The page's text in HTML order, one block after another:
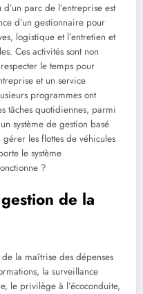
parc de l’entreprise est
d’un gestionnaire pour
logistique et l’entretien et
Ces activités sont non
le temps pour
et un service
programmes ont
tâches quotidiennes, parmi
système de gestion basé
les flottes de véhicules
le système
?
de la
la maîtrise des dépenses
la surveillance
le privilège à l’écoconduite,